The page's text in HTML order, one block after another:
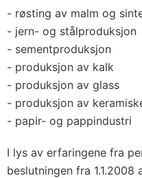
- røsting av malm og
- jern- og stålproduksjon
- sementproduksjon
- produksjon av kalk
- produksjon av glass
- produksjon av
- papir- og pappindustri
I lys av erfaringene fra
beslutningen fra